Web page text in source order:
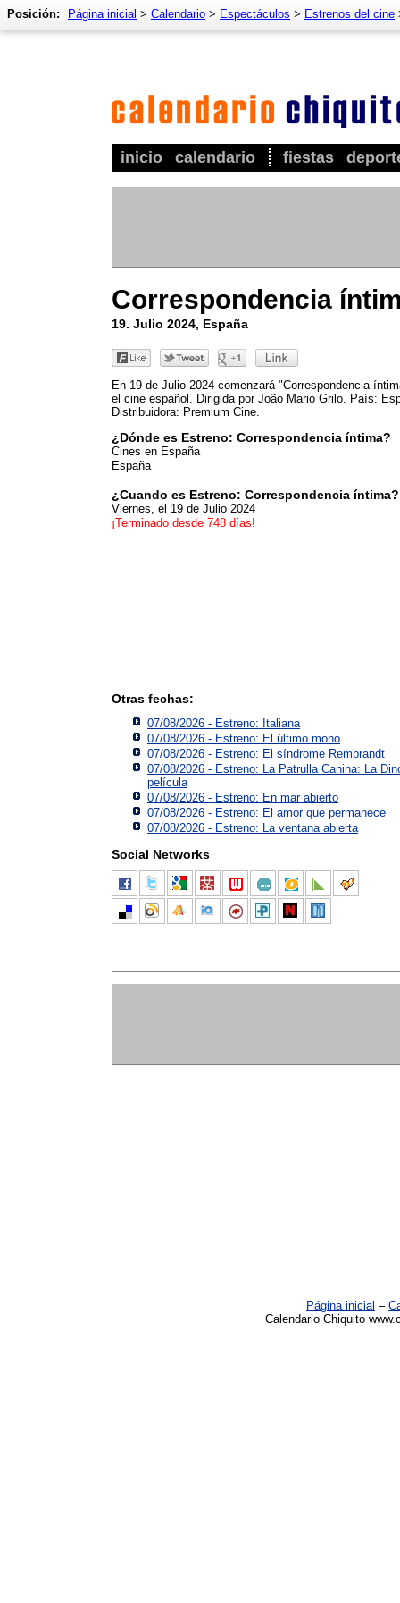
inicio calendario fiestas
Posición: Página inicial > Calendario > Espectáculos > Estrenos del cine
Correspondencia
19. Julio 2024, España
En 19 de Julio 2024 comenzará "Correspondencia
el cine español. Dirigida por João Mario Grilo. País:
Distribuidora: Premium Cine.
¿Dónde es Estreno: Correspondencia íntima?
Cines en España
España
¿Cuando es Estreno: Correspondencia íntima?
Viernes, el 19 de Julio 2024
¡Terminado desde 748 días!
Otras fechas:
07/08/2026 - Estreno: Italiana
07/08/2026 - Estreno: El último mono
07/08/2026 - Estreno: El síndrome Rembrandt
07/08/2026 - Estreno: La Patrulla Canina: La
película
07/08/2026 - Estreno: En mar abierto
07/08/2026 - Estreno: El amor que permanece
07/08/2026 - Estreno: La ventana abierta
Social Networks
Página inicial –
Calendario Chiquito